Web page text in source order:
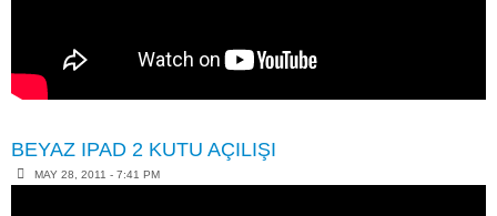
BEYAZ IPAD 2 KUTU AÇILIŞI
MAY 28, 2011 - 7:41 PM